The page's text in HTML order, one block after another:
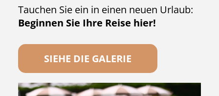
Tauchen Sie ein in einen neuen Urlaub:
Beginnen Sie Ihre Reise hier!
SIEHE DIE GALERIE